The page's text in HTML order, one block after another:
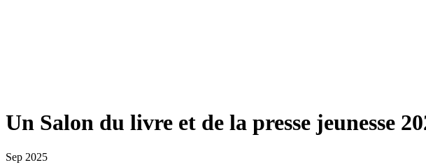
Un Salon du livre et de la presse jeunesse
Sep 2025